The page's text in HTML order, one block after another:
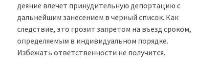
деяние влечет принудительную депортацию с
дальнейшим занесением в черный список. Как
следствие, это грозит запретом на въезд сроком,
определяемым в индивидуальном порядке.
Избежать ответственности не получится.